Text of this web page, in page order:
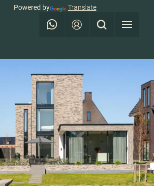
Powered by Translate